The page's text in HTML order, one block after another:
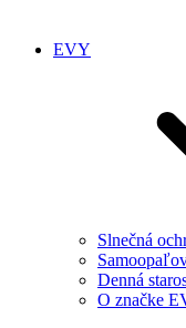
EVY
Slnečná
Denná
O značke